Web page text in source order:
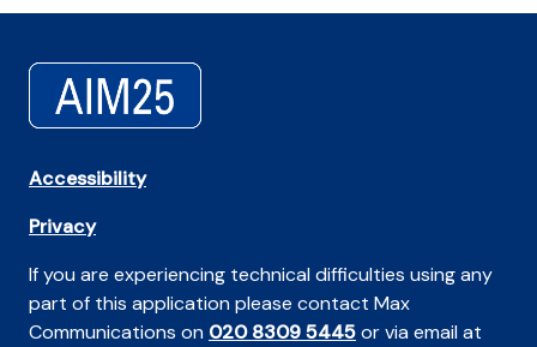
Accessibility
Privacy
If you are experiencing technical difficulties using any
part of this application please contact Max
Communications on 020 8309 5445or via email at